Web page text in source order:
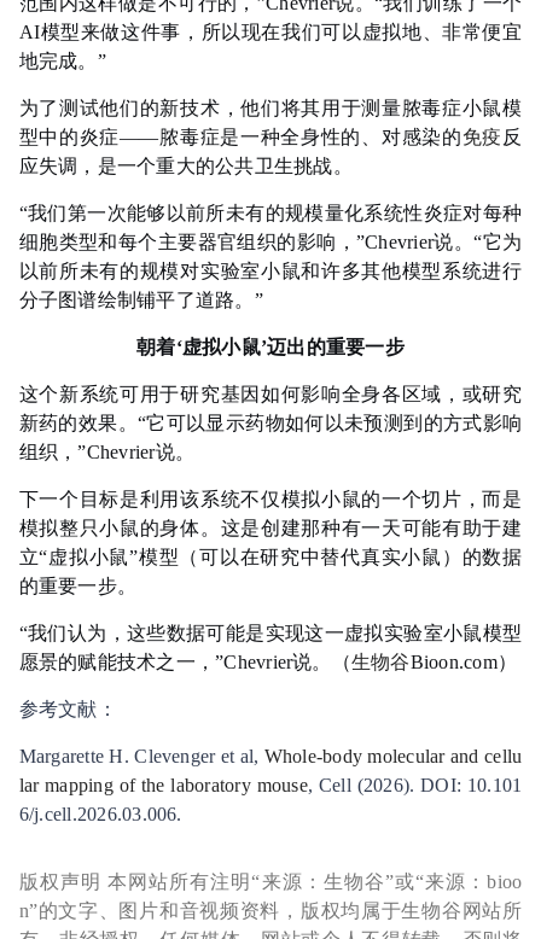
AI模型来做这件事，所以现在我们可以虚拟地、非常便宜
地完成。”
为了测试他们的新技术，他们将其用于测量脓毒症小鼠模
型中的炎症——脓毒症是一种全身性的、对感染的免疫 反
应失调，是一个重大的公共卫生挑战。
“我们第一次能够以前所未有的规模量化系统性炎症对每种
细胞类型和每个主要器官组织的影响，”Chevrier说。“它为
以前所未有的规模对实验室小鼠和许多其他模型系统进行
分子图谱绘制铺平了道路。”
朝着‘虚拟小鼠’迈出的重要一步
这个新系统可用于研究基因如何影响全身各区域，或研究
新药的效果。“它可以显示药物如何以未预测到的方式影响
组织，”Chevrier说。
下一个目标是利用该系统不仅模拟小鼠的一个切片，而是
模拟整只小鼠的身体。这是创建那种有一天可能有助于建
立“虚拟小鼠”模型（可以在研究中替代真实小鼠）的数据
的重要一步。
“我们认为，这些数据可能是实现这一虚拟实验室小鼠模型
愿景的赋能技术之一，”Chevrier说。（生物谷Bioon.com）
参考文献：
Margarette H. Clevenger et al, Whole-body molecular and cellu
lar mapping of the laboratory mouse, Cell (2026). DOI: 10.101
6/j.cell.2026.03.006.
版权声明 本网站所有注明“来源：生物谷”或“来源：bioo
n”的文字、图片和音视频资料，版权均属于生物谷网站所